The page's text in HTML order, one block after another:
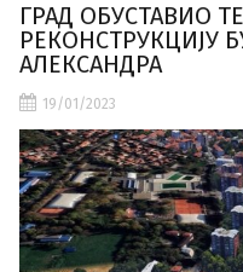
ГРАД ОБУСТАВИО
РЕКОНСТРУКЦИЈУ
АЛЕКСАНДРА
19/01/2023